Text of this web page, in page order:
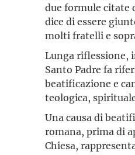
due formule citate
dice di essere
molti fratelli e
Lunga riflessione,
Santo Padre fa
beatificazione e
teologica,
Una causa di
romana, prima di
Chiesa,